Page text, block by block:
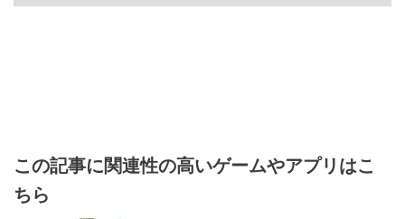
この記事に関連性の高いゲームやアプリはこ
ちら